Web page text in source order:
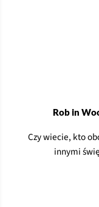
Rob in
Czy wiecie, kto
innymi